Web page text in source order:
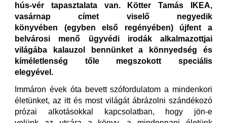
hús-vér tapasztalata van. Kötter Tamás IKEA,
vasárnap címet viselő negyedik
könyvében (egyben első regényében) újfent a
belvárosi menő ügyvédi irodák alkalmazottjai
világába kalauzol bennünket a könnyedség és
kíméletlenség tőle megszokott speciális
elegyével.
Immáron évek óta bevett szófordulatom a mindenkori
életünket, az itt és most világát ábrázolni szándékozó
prózai alkotásokkal kapcsolatban, hogy jön-e